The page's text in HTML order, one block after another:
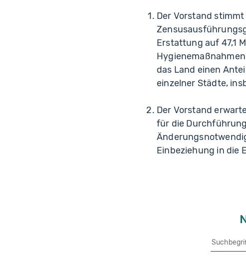
Der Vorstand
Erstattung auf 47,1
das Land einen
einzelner Städte,
Der Vorstand
für die
Einbeziehung in die
Suche